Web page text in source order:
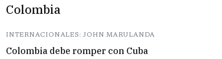
Colombia
INTERNACIONALES: JOHN MARULANDA
Colombia debe romper con Cuba